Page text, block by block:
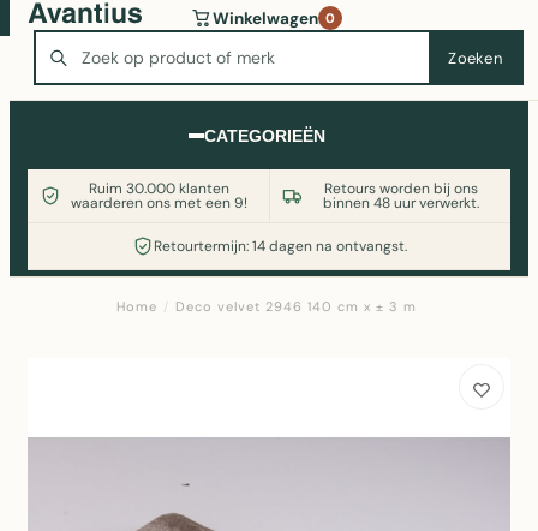
Zoeken
Winkelwagen 0
CATEGORIEËN
Ruim 30.000 klanten
waarderen ons met een 9!
Retours worden bij ons
binnen 48 uur verwerkt.
Retourtermijn: 14 dagen na ontvangst.
Wasmachine of koelkast nodig? Vergelijk alle prijzen op
Witgoedaanbod.nl
Home / Deco velvet 2946 140 cm x ± 3 m